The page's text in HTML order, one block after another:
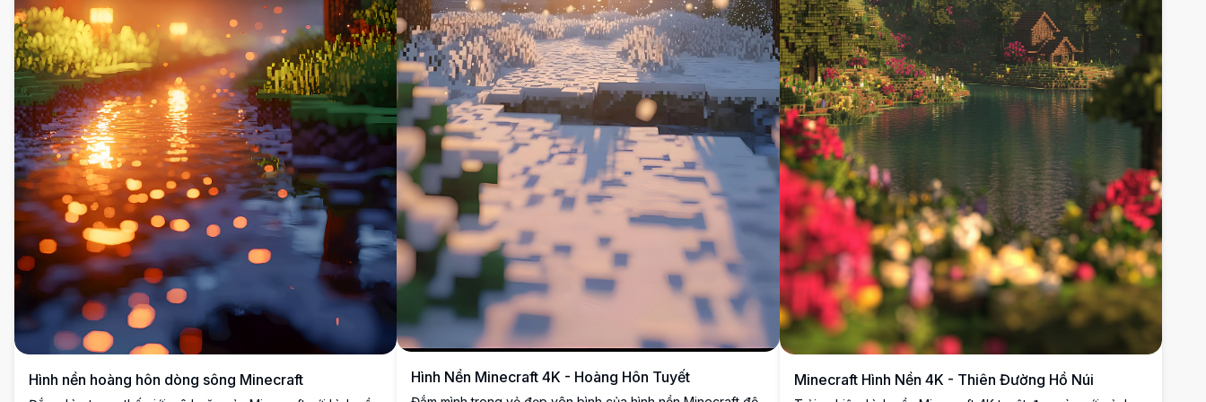
Hình nền hoàng hôn dòng sông Minecraft Hình Nền Minecraft 4K - Hoàng Hôn Tuyết Minecraft Hình Nền 4K - Thiên Đường Hồ Núi